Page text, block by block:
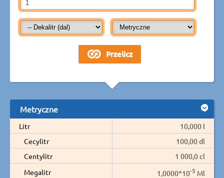
Metryczne
Litr
10,000 l
Cecylitr
100,00 dl
Centylitr
1 000,0 cl
Megalitr
1,0000*10-5 Ml